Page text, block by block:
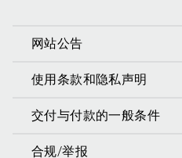
网站公告
使用条款和隐私声明
交付与付款的一般条件
合规/举报